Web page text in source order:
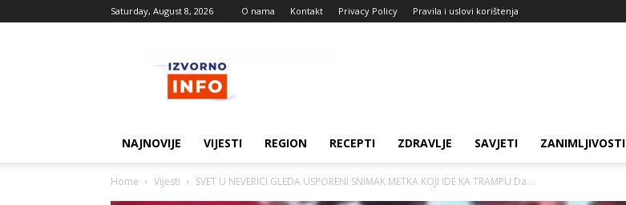
Saturday, August 8, 2026 O nama Kontakt Privacy Policy Pravila i uslovi korištenja
vijesti
NAJNOVIJE VIJESTI REGION RECEPTI ZDRAVLJE SAVJETI ZANIMLJIVOSTI
Home Vijesti SVET U NEVERICI GLEDA USPORENI SNIMAK METKA KOJI IDE KA TRAMPU Da...